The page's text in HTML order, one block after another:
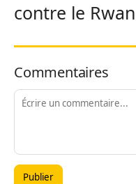
contre le
Commentaires
Publier